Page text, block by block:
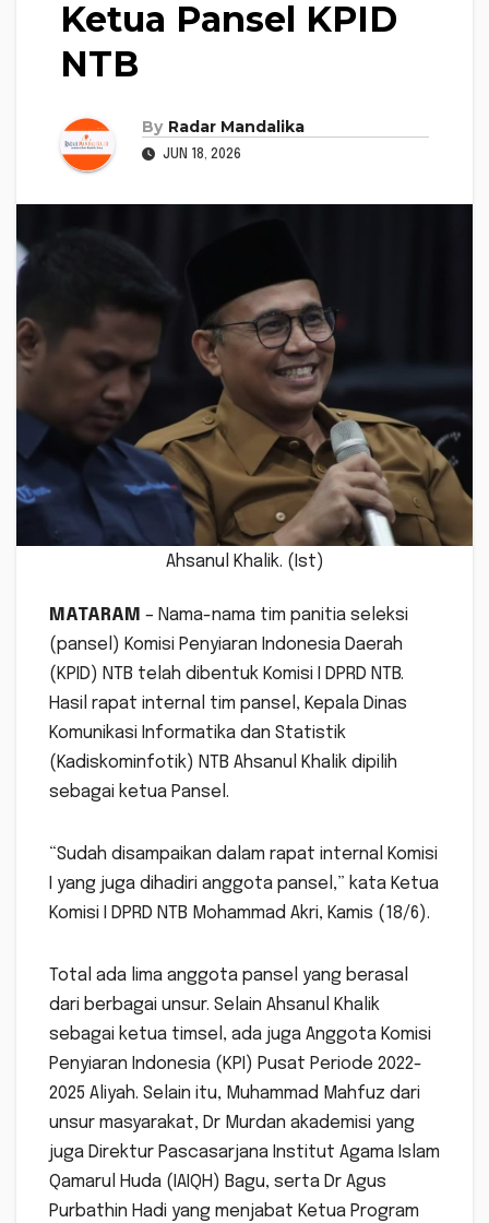
Ketua Pansel KPID
NTB
By Radar Mandalika
JUN 18, 2026
Ahsanul Khalik. (Ist)
MATARAM – Nama-nama tim panitia seleksi
(pansel) Komisi Penyiaran Indonesia Daerah
(KPID) NTB telah dibentuk Komisi I DPRD NTB.
Hasil rapat internal tim pansel, Kepala Dinas
Komunikasi Informatika dan Statistik
(Kadiskominfotik) NTB Ahsanul Khalik dipilih
sebagai ketua Pansel.
“Sudah disampaikan dalam rapat internal Komisi
I yang juga dihadiri anggota pansel,” kata Ketua
Komisi I DPRD NTB Mohammad Akri, Kamis (18/6).
Total ada lima anggota pansel yang berasal
dari berbagai unsur. Selain Ahsanul Khalik
sebagai ketua timsel, ada juga Anggota Komisi
Penyiaran Indonesia (KPI) Pusat Periode 2022-
2025 Aliyah. Selain itu, Muhammad Mahfuz dari
unsur masyarakat, Dr Murdan akademisi yang
juga Direktur Pascasarjana Institut Agama Islam
Qamarul Huda (IAIQH) Bagu, serta Dr Agus
Purbathin Hadi yang menjabat Ketua Program